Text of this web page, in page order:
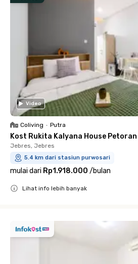
Video
Coliving • Putra
Kost Rukita Kalyana House Petoran
Jebres, Jebres
5.4 km dari stasiun purwosari
mulai dari Rp1.918.000 /bulan
Lihat info lebih banyak